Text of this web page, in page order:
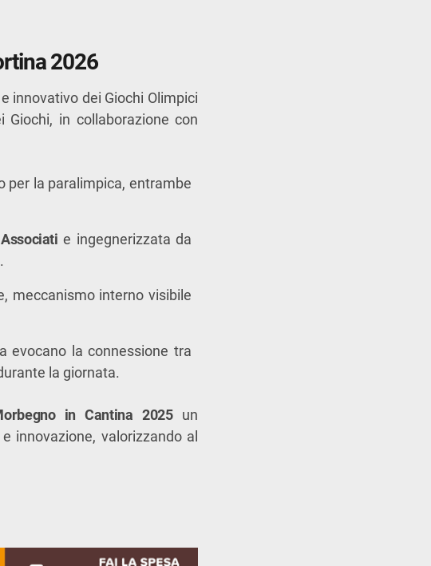
2026
e innovativo dei Giochi Olimpici
Giochi, in collaborazione con
per la paralimpica, entrambe
e ingegnerizzata da
meccanismo interno visibile
evocano la connessione tra
la giornata.
in Cantina 2025un
innovazione, valorizzando al